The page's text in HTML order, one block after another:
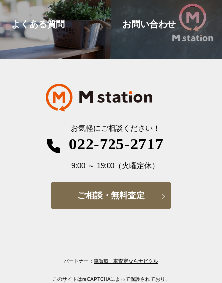
よくある質問 お問い合わせ
お気軽にご相談ください！
022-725-2717
9:00～ 19:00（火曜定休）
ご相談・無料査定
パートナー： 車買取・車査定ならナビクル
このサイトはreCAPTCHAによって保護されており、